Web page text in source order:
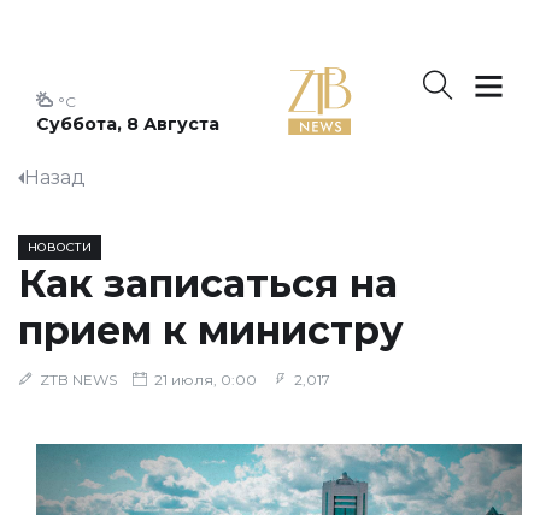
Суббота, 8 Августа
°C
Назад
НОВОСТИ
Как записаться на
прием к министру
ZTB NEWS 21 июля, 0:00 2,017